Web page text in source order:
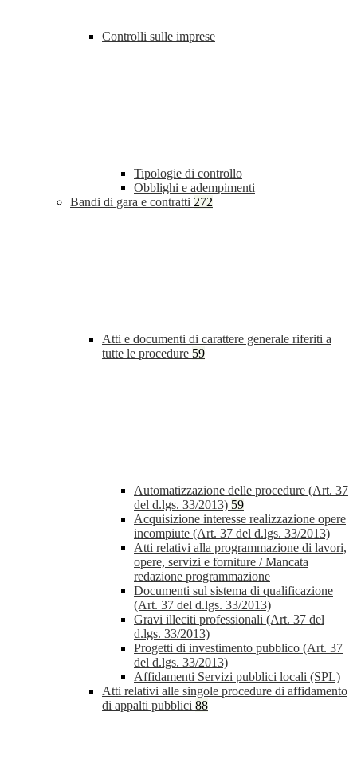
Controlli sulle imprese
Tipologie di controllo
Obblighi e adempimenti
Bandi di gara e contratti 272
Atti e documenti di carattere generale riferiti a
tutte le procedure 59
Automatizzazione delle procedure (Art. 37
del d.lgs. 33/2013) 59
Acquisizione interesse realizzazione opere
incompiute (Art. 37 del d.lgs. 33/2013)
Atti relativi alla programmazione di lavori,
opere, servizi e forniture / Mancata
redazione programmazione
Documenti sul sistema di qualificazione
(Art. 37 del d.lgs. 33/2013)
Gravi illeciti professionali (Art. 37 del
d.lgs. 33/2013)
Progetti di investimento pubblico (Art. 37
del d.lgs. 33/2013)
Affidamenti Servizi pubblici locali (SPL)
Atti relativi alle singole procedure di affidamento
di appalti pubblici 88